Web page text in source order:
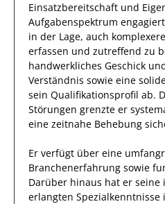
Einsatzbereitschaft und
Aufgabenspektrum
in der Lage, auch
erfassen und zutreffend zu
handwerkliches Geschick
Verständnis sowie eine
sein Qualifikationsprofil ab.
Störungen grenzte er
eine zeitnahe Behebung
Er verfügt über eine
Branchenerfahrung sowie
Darüber hinaus hat er seine
erlangten Spezialkenntnisse